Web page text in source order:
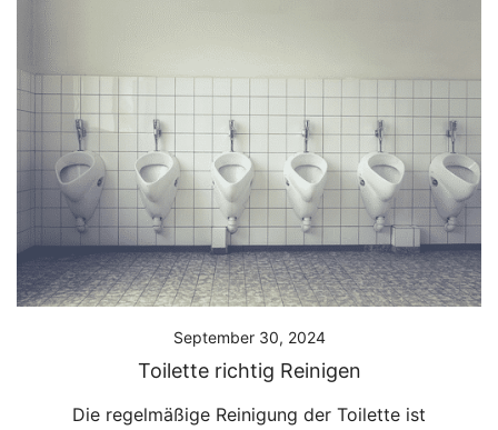
September 30, 2024
Toilette richtig Reinigen
Die regelmäßige Reinigung der Toilette ist